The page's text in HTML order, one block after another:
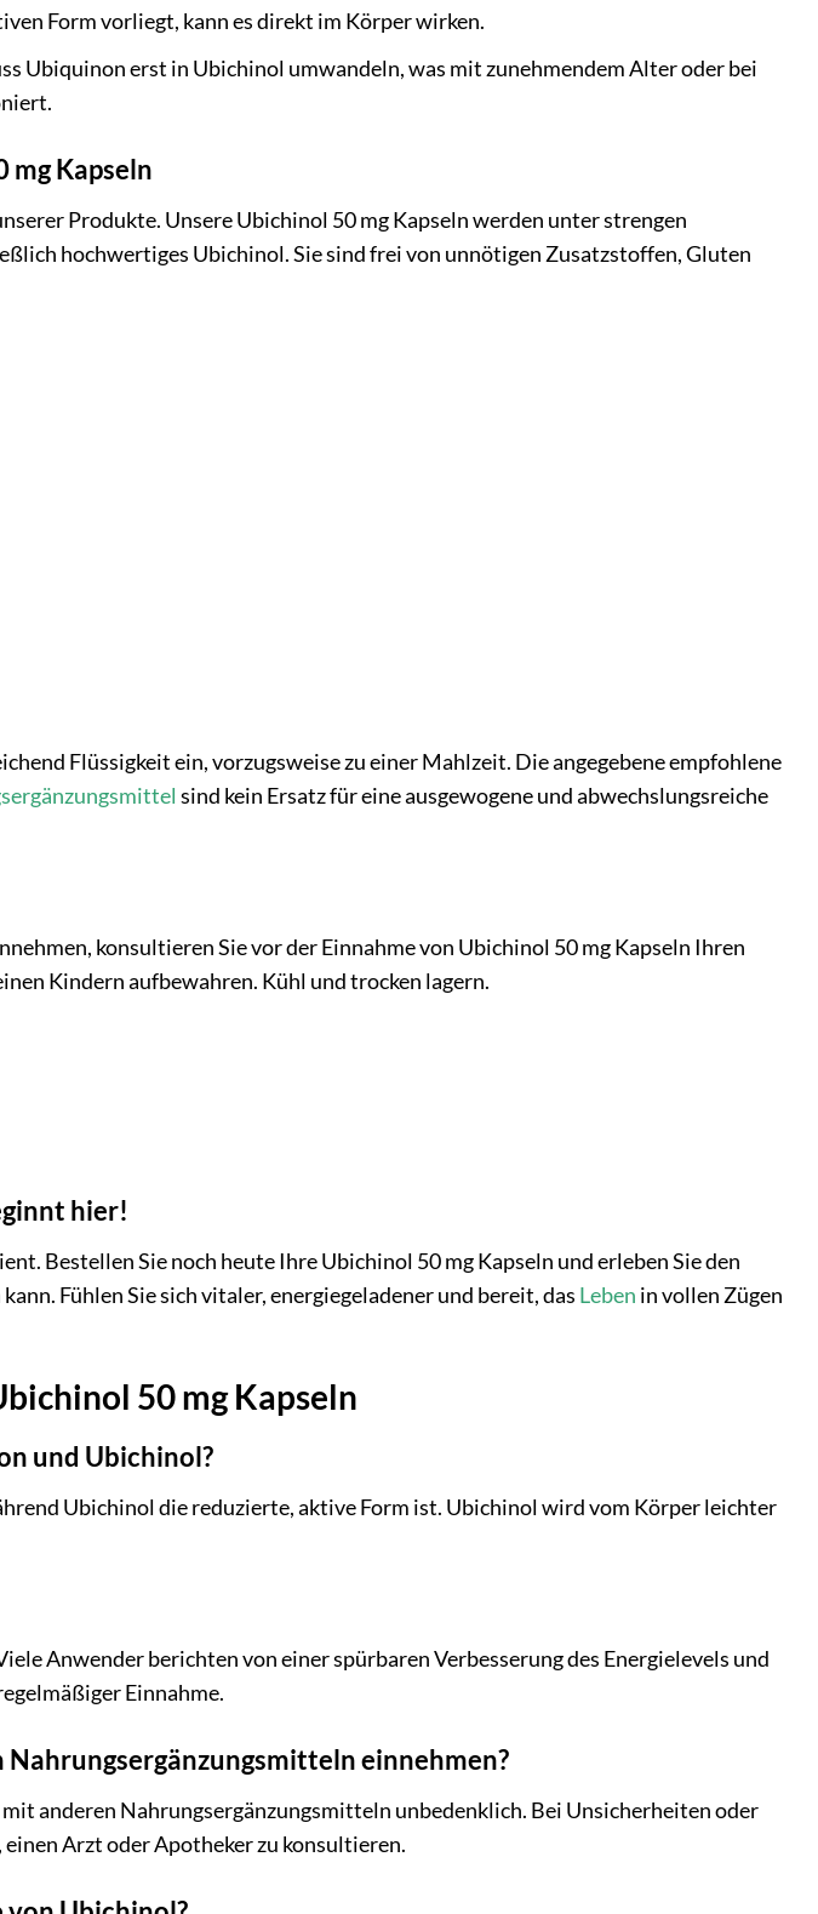
Form vorliegt, kann es direkt im Körper wirken.
Ubiquinon erst in Ubichinol umwandeln, was mit zunehmendem Alter oder bei
Kapseln
Produkte. Unsere Ubichinol 50 mg Kapseln werden unter strengen
hochwertiges Ubichinol. Sie sind frei von unnötigen Zusatzstoffen, Gluten
Flüssigkeit ein, vorzugsweise zu einer Mahlzeit. Die angegebene empfohlene
sind kein Ersatz für eine ausgewogene und abwechslungsreiche
konsultieren Sie vor der Einnahme von Ubichinol 50 mg Kapseln Ihren
Kindern aufbewahren. Kühl und trocken lagern.
hier!
Bestellen Sie noch heute Ihre Ubichinol 50 mg Kapseln und erleben Sie den
Fühlen Sie sich vitaler, energiegeladener und bereit, das Leben in vollen Zügen
50 mg Kapseln
und Ubichinol?
Ubichinol die reduzierte, aktive Form ist. Ubichinol wird vom Körper leichter
Anwender berichten von einer spürbaren Verbesserung des Energielevels und
Einnahme.
einnehmen?
anderen Nahrungsergänzungsmitteln unbedenklich. Bei Unsicherheiten oder
Arzt oder Apotheker zu konsultieren.